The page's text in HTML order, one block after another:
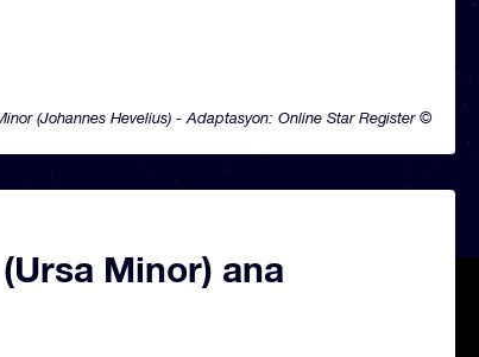
(Johannes Hevelius) - Adaptasyon: Online Star Register ©
Minor) ana